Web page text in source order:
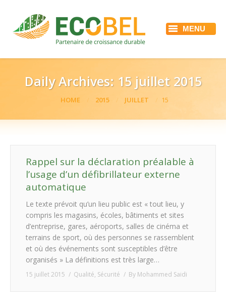
MENU
ACCUEIL
RÉFÉRENCES
ACTUALITÉS
EMPLOI
CONTACT
Daily Archives: 15 juillet 2015
HOME 2015 JUILLET 15
Rappel sur la déclaration préalable à
l’usage d’un défibrillateur externe
automatique
Le texte prévoit qu’un lieu public est « tout lieu, y
compris les magasins, écoles, bâtiments et sites
d’entreprise, gares, aéroports, salles de cinéma et
terrains de sport, où des personnes se rassemblent
et où des événements sont susceptibles d’être
organisés » La définitions est très large…
15 juillet 2015 Qualité, Sécurité By Mohammed Saidi